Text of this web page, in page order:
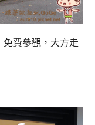
費參觀，大方走